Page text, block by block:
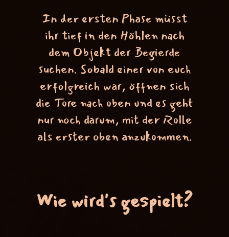
In der ersten Phase müsst
ihr tief in den Höhlen nach
dem Objekt der Begierde
suchen. Sobald einer von euch
erfolgreich war, öffnen sich
die Tore nach oben und es geht
nur noch darum, mit der Rolle
als erster oben anzukommen.
Wie wird's gespielt?